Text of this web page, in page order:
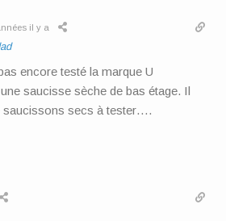
il y a
encore testé la marque U
saucisse sèche de bas étage. Il
saucissons secs à tester….